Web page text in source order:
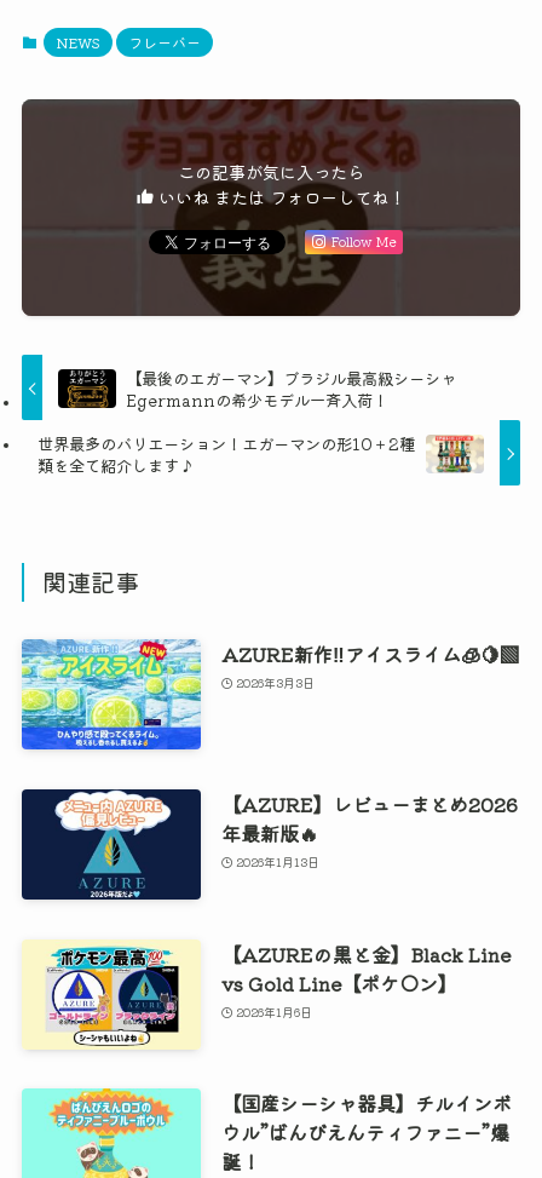
NEWS フレーバー
この記事が気に入ったら
いいね または フォローしてね！
Follow Me
【最後のエガーマン】ブラジル最高級シーシャ
Egermannの希少モデル一斉入荷！
世界最多のバリエーション！エガーマンの形10＋2種
類を全て紹介します♪
関連記事
AZURE新作‼️アイスライム🧊🍋‍🟩
2026年3月3日
【AZURE】レビューまとめ2026
年最新版🔥
2026年1月13日
【AZUREの黒と金】Black Line
vs Gold Line【ポケ◯ン】
2026年1月6日
【国産シーシャ器具】チルインボ
ウル”ばんびえんティファニー”爆
誕！